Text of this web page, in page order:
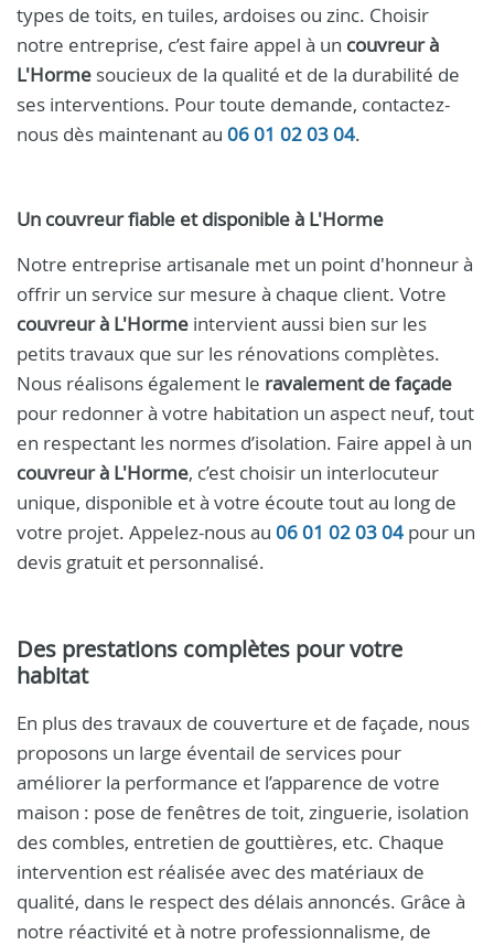
types de toits, en tuiles, ardoises ou zinc. Choisir
notre entreprise, c’est faire appel à un couvreur à
L'Horme soucieux de la qualité et de la durabilité de
ses interventions. Pour toute demande, contactez-
nous dès maintenant au 06 01 02 03 04.
Un couvreur fiable et disponible à L'Horme
Notre entreprise artisanale met un point d'honneur à
offrir un service sur mesure à chaque client. Votre
couvreur à L'Horme intervient aussi bien sur les
petits travaux que sur les rénovations complètes.
Nous réalisons également le ravalement de façade
pour redonner à votre habitation un aspect neuf, tout
en respectant les normes d’isolation. Faire appel à un
couvreur à L'Horme, c’est choisir un interlocuteur
unique, disponible et à votre écoute tout au long de
votre projet. Appelez-nous au 06 01 02 03 04 pour un
devis gratuit et personnalisé.
Des prestations complètes pour votre
habitat
En plus des travaux de couverture et de façade, nous
proposons un large éventail de services pour
améliorer la performance et l’apparence de votre
maison : pose de fenêtres de toit, zinguerie, isolation
des combles, entretien de gouttières, etc. Chaque
intervention est réalisée avec des matériaux de
qualité, dans le respect des délais annoncés. Grâce à
notre réactivité et à notre professionnalisme, de